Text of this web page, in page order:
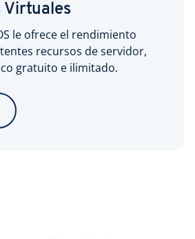
Virtuales
le ofrece el rendimiento
recursos de servidor,
gratuito e ilimitado.